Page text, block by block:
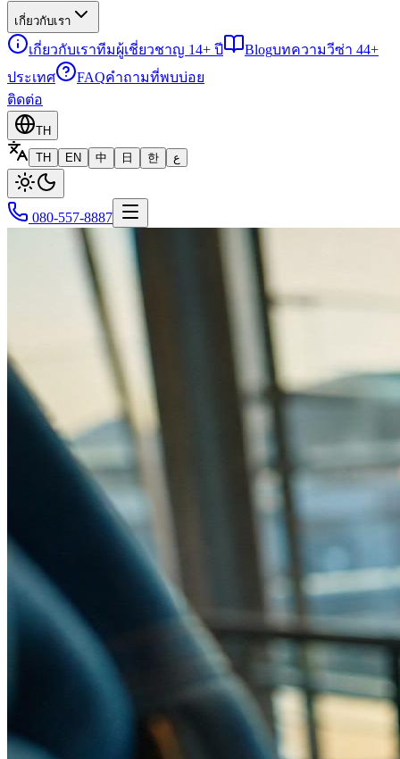
เกี่ยวกับเรา
เกี่ยวกับเราทีมผู้เชี่ยวชาญ 14+ ปี Blogบทความวีซ่า 44+
ประเทศ
FAQคำถามที่พบบ่อย
ติดต่อ
TH
TH
EN 中 日 한 ع
080-557-8887